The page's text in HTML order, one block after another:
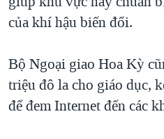
NGƯ DÂN VIỆT VÀ LÀN
QUAN HỆ VIỆT MỸ
của khí hậu biến đổi.
Bộ Ngoại giao Hoa Kỳ
triệu đô la cho giáo dục,
để đem Internet đến các